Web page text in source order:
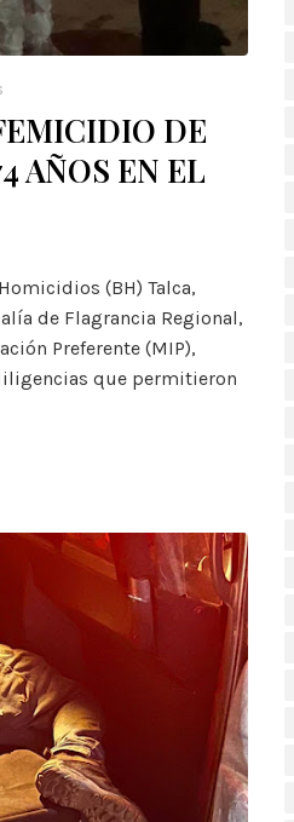
DE
AÑOS EN EL
(BH) Talca,
de Flagrancia Regional,
Preferente (MIP),
que permitieron